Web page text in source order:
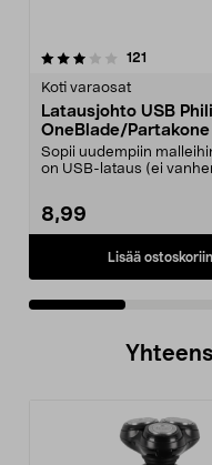
121
Koti varaosat
Latausjohto USB
OneBlade/Partakone
Sopii uudempiin
on USB-lataus (ei
8,99
Lisää ostoskoriin
4.5 viidestä